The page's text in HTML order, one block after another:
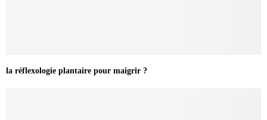
la réflexologie plantaire pour maigrir ?